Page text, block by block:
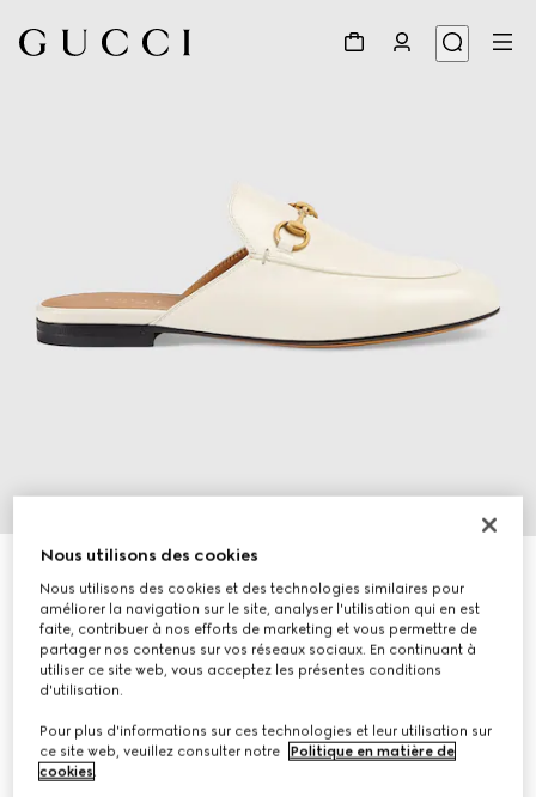
Mules Princetown en cuir
CHF 930
Nous utilisons des cookies
Nous utilisons des cookies et des technologies similaires pour
améliorer la navigation sur le site, analyser l'utilisation qui en est
faite, contribuer à nos efforts de marketing et vous permettre de
partager nos contenus sur vos réseaux sociaux. En continuant à
utiliser ce site web, vous acceptez les présentes conditions
d'utilisation.
Pour plus d'informations sur ces technologies et leur utilisation sur
ce site web, veuillez consulter notre
Politique en matière de
cookies.